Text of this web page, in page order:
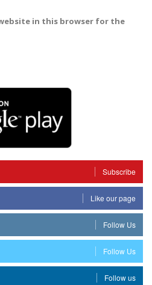
website in this browser for the
Subscribe
Like our page
Follow Us
Follow Us
Follow us